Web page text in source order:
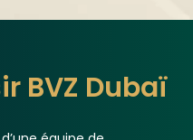
BVZ Dubaï